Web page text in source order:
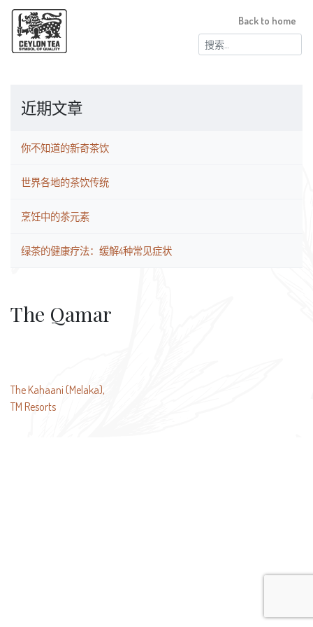
搜
索：
Back to home
近期文章
你不知道的新奇茶饮
世界各地的茶饮传统
烹饪中的茶元素
绿茶的健康疗法：缓解4种常见症状
The Qamar
文
章
The Kahaani (Melaka),
TM Resorts